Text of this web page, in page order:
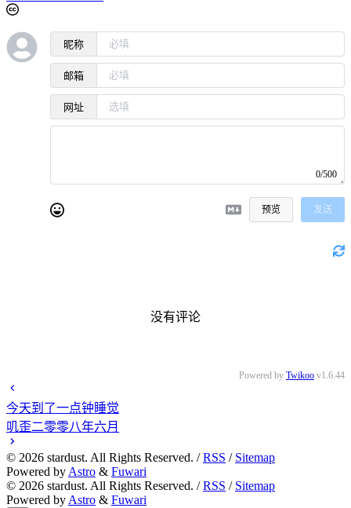
昵称
邮箱
网址
0/500
预览 发送
没有评论
Powered by Twikoo v1.6.44
今天到了一点钟睡觉
叽歪二零零八年六月
© 2026 stardust. All Rights Reserved. /RSS / Sitemap
Powered by Astro & Fuwari
© 2026 stardust. All Rights Reserved. /RSS / Sitemap
Powered by Astro & Fuwari